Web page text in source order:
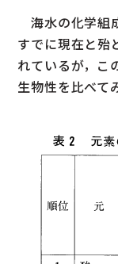
海水の化学組
すでに現在と殆
れているが，こ
生物性を比べて